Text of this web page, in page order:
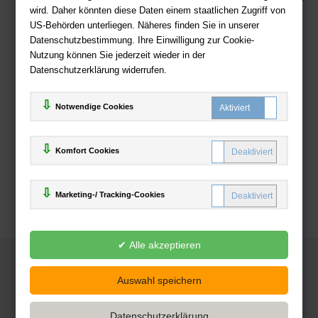
wird. Daher könnten diese Daten einem staatlichen Zugriff von
US-Behörden unterliegen. Näheres finden Sie in unserer
Datenschutzbestimmung. Ihre Einwilligung zur Cookie-
Nutzung können Sie jederzeit wieder in der
Datenschutzerklärung widerrufen.
Notwendige Cookies
Komfort Cookies
Marketing-/ Tracking-Cookies
Zahlweisen
Deutsche-Buchhandlung.de
www.deutsche-buchhandlung.de ist ein Angebot der
Handelsgesellschaft mbH
Powered by Inooga